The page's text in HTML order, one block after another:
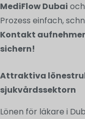
MediFlow Dubai och
Prozess einfach,
Kontakt
sichern!
Attraktiva
sjukvårdssektorn
Lönen för läkare i